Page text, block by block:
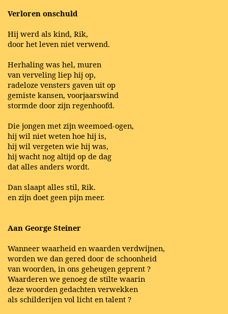
Verloren onschuld
Hij werd als kind, Rik,
door het leven niet verwend.
Herhaling was hel, muren
van verveling liep hij op,
radeloze vensters gaven uit op
gemiste kansen, voorjaarswind
stormde door zijn regenhoofd.
Die jongen met zijn weemoed-ogen,
hij wil niet weten hoe hij is,
hij wil vergeten wie hij was,
hij wacht nog altijd op de dag
dat alles anders wordt.
Dan slaapt alles stil, Rik.
en zijn doet geen pijn meer.
Aan George Steiner
Wanneer waarheid en waarden verdwijnen,
worden we dan gered door de schoonheid
van woorden, in ons geheugen geprent ?
Waarderen we genoeg de stilte waarin
deze woorden gedachten verwekken
als schilderijen vol licht en talent ?